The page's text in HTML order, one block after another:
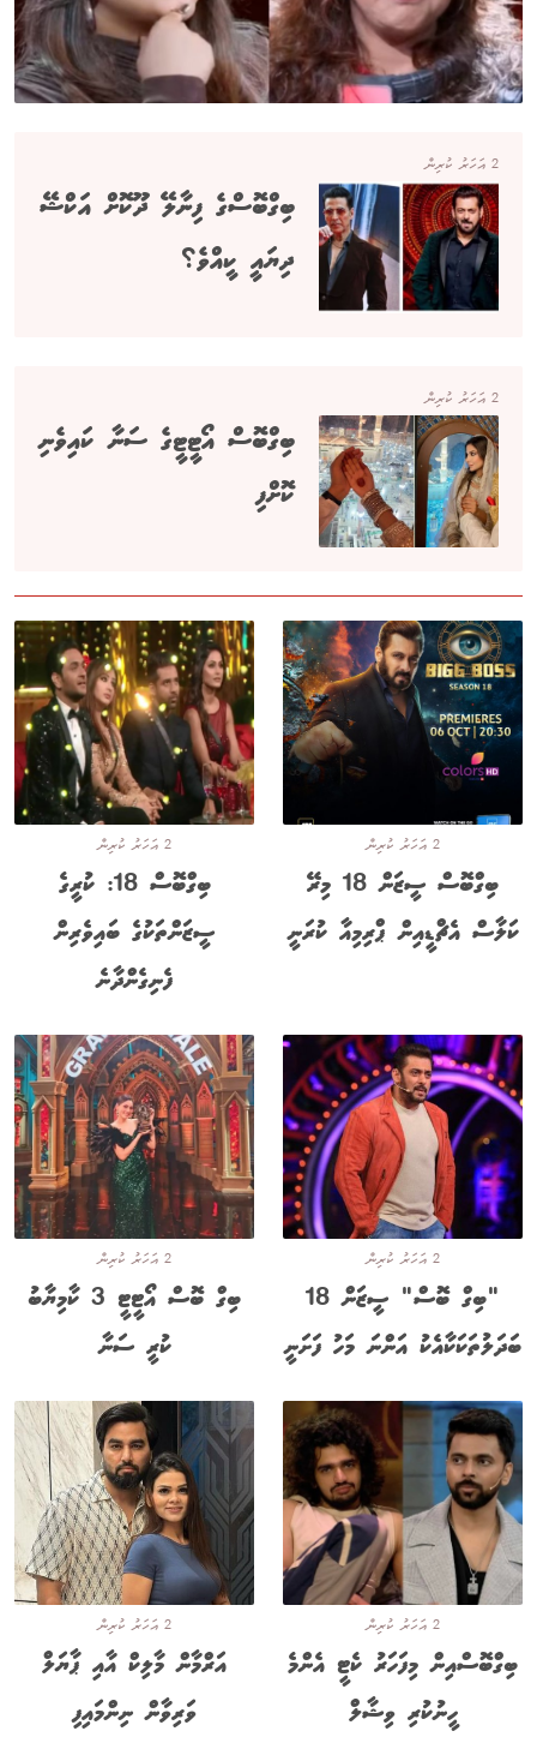
2 އަހަރު ކުރިން
ބިގްބޮސްގެ ފިނާލޭ ދޫކޮށް އަކްޝޭ
ދިޔައީ ކީއްވެ؟
2 އަހަރު ކުރިން
ބިގްބޮސް އޯޓީޓީގެ ސަނާ ކައިވެނި
ކޮށްފި
2 އަހަރު ކުރިން
ބިގްބޮސް ސީޒަން 18 މިރޭ
ކަލާސް އެޗްޑީއިން ޕްރިމިއާ ކުރަނީ
2 އަހަރު ކުރިން
ބިގްބޮސް 18: ކުރީގެ
ސީޒަންތަކުގެ ބައިވެރިން
ފެނިގެންދާނެ
2 އަހަރު ކުރިން
"ބިގް ބޮސް" ސީޒަން 18
ބަދަލުތަކަކާއެކު އަންނަ މަހު ފަށަނީ
2 އަހަރު ކުރިން
ބިގް ބޮސް އޯޓީޓީ 3 ކާމިޔާބު
ކުރީ ސަނާ
2 އަހަރު ކުރިން
ބިގްބޮސްއިން މިފަހަރު ކެޓީ އެންމެ
ހީނުކުރި ވިޝާލް
2 އަހަރު ކުރިން
އަރްމާން މާލިކް އާއި ޕާޔަލް
ވަރިވާން ނިންމައިފި